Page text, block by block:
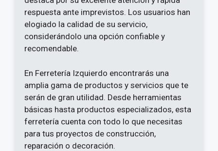
respuesta ante imprevistos. Los usuarios han
elogiado la calidad de su servicio,
considerándolo una opción confiable y
recomendable.
En Ferretería Izquierdo encontrarás una
amplia gama de productos y servicios que te
serán de gran utilidad. Desde herramientas
básicas hasta productos especializados, esta
ferretería cuenta con todo lo que necesitas
para tus proyectos de construcción,
reparación o decoración.